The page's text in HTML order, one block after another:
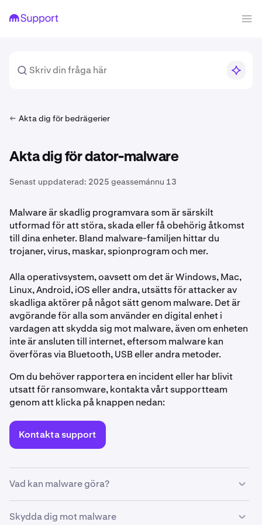
Akta dig för bedrägerier
Akta dig för dator-malware
Senast uppdaterad: 2025 geassemánnu 13
Malware är skadlig programvara som är särskilt
utformad för att störa, skada eller få obehörig åtkomst
till dina enheter. Bland malware-familjen hittar du
trojaner, virus, maskar, spionprogram och mer.
Alla operativsystem, oavsett om det är Windows, Mac,
Linux, Android, iOS eller andra, utsätts för attacker av
skadliga aktörer på något sätt genom malware. Det är
avgörande för alla som använder en digital enhet i
vardagen att skydda sig mot malware, även om enheten
inte är ansluten till internet, eftersom malware kan
överföras via Bluetooth, USB eller andra metoder.
Om du behöver rapportera en incident eller har blivit
utsatt för ransomware, kontakta vårt supportteam
genom att klicka på knappen nedan:
Kontakta support
Vad kan malware göra?
Varje gång du laddar ner en fil eller ett program, klickar
Skydda dig mot malware